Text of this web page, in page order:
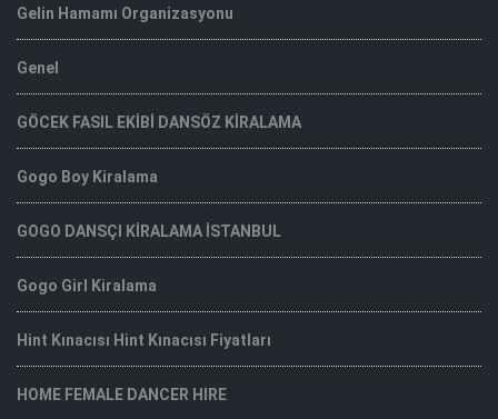
Gelin Hamamı Organizasyonu
Genel
GÖCEK FASIL EKİBİ DANSÖZ KİRALAMA
Gogo Boy Kiralama
GOGO DANSÇI KİRALAMA İSTANBUL
Gogo Girl Kiralama
Hint Kınacısı Hint Kınacısı Fiyatları
HOME FEMALE DANCER HIRE